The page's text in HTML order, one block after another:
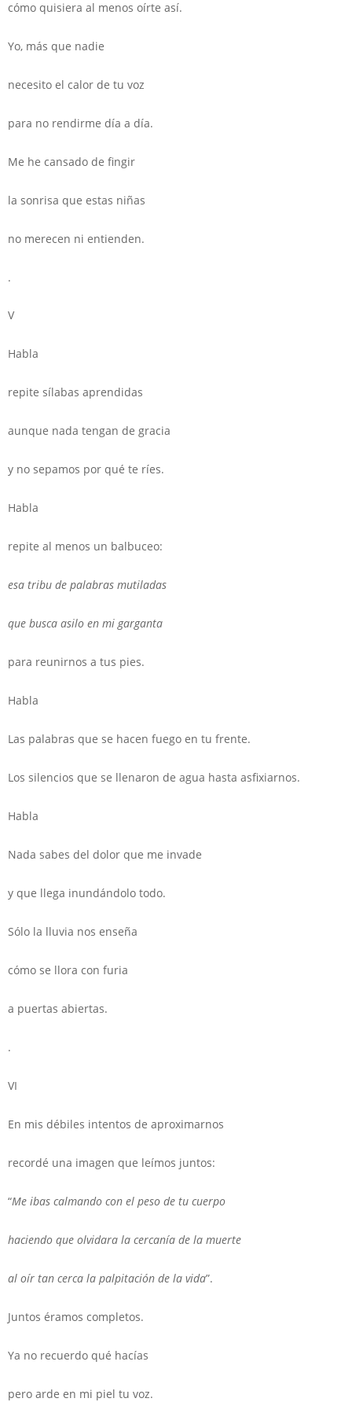
cómo quisiera al menos oírte así.
Yo, más que nadie
necesito el calor de tu voz
para no rendirme día a día.
Me he cansado de fingir
la sonrisa que estas niñas
no merecen ni entienden.
.
V
Habla
repite sílabas aprendidas
aunque nada tengan de gracia
y no sepamos por qué te ríes.
Habla
repite al menos un balbuceo:
esa tribu de palabras mutiladas
que busca asilo en mi garganta
para reunirnos a tus pies.
Habla
Las palabras que se hacen fuego en tu frente.
Los silencios que se llenaron de agua hasta asfixiarnos.
Habla
Nada sabes del dolor que me invade
y que llega inundándolo todo.
Sólo la lluvia nos enseña
cómo se llora con furia
a puertas abiertas.
.
VI
En mis débiles intentos de aproximarnos
recordé una imagen que leímos juntos:
“Me ibas calmando con el peso de tu cuerpo
haciendo que olvidara la cercanía de la muerte
al oír tan cerca la palpitación de la vida”.
Juntos éramos completos.
Ya no recuerdo qué hacías
pero arde en mi piel tu voz.